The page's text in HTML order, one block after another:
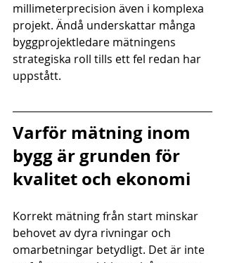
millimeterprecision även i komplexa
projekt. Ändå underskattar många
byggprojektledare mätningens
strategiska roll tills ett fel redan har
uppstått.
Varför mätning inom
bygg är grunden för
kvalitet och ekonomi
Korrekt mätning från start minskar
behovet av dyra rivningar och
omarbetningar betydligt. Det är inte